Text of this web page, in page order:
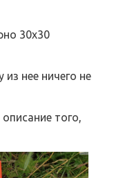
30х30
нее ничего не
того,